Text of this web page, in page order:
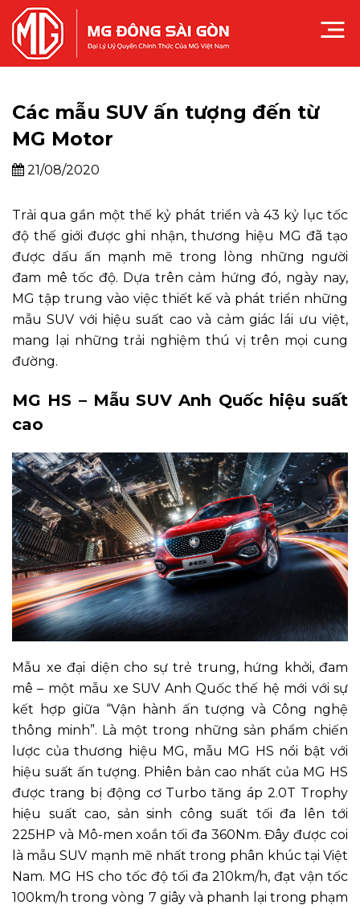
Các mẫu SUV ấn tượng đến từ
MG Motor
21/08/2020
Trải qua gần một thế kỷ phát triển và 43 kỷ lục tốc
độ thế giới được ghi nhận, thương hiệu MG đã tạo
được dấu ấn mạnh mẽ trong lòng những người
đam mê tốc độ. Dựa trên cảm hứng đó, ngày nay,
MG tập trung vào việc thiết kế và phát triển những
mẫu SUV với hiệu suất cao và cảm giác lái ưu việt,
mang lại những trải nghiệm thú vị trên mọi cung
đường.
MG HS – Mẫu SUV Anh Quốc hiệu suất
cao
Mẫu xe đại diện cho sự trẻ trung, hứng khởi, đam
mê – một mẫu xe SUV Anh Quốc thế hệ mới với sự
kết hợp giữa “Vận hành ấn tượng và Công nghệ
thông minh”. Là một trong những sản phẩm chiến
lược của thương hiệu MG, mẫu MG HS nổi bật với
hiệu suất ấn tượng. Phiên bản cao nhất của MG HS
được trang bị động cơ Turbo tăng áp 2.0T Trophy
hiệu suất cao, sản sinh công suất tối đa lên tới
225HP và Mô-men xoắn tối đa 360Nm. Đây được coi
là mẫu SUV mạnh mẽ nhất trong phân khúc tại Việt
Nam. MG HS cho tốc độ tối đa 210km/h, đạt vận tốc
100km/h trong vòng 7 giây và phanh lại trong phạm